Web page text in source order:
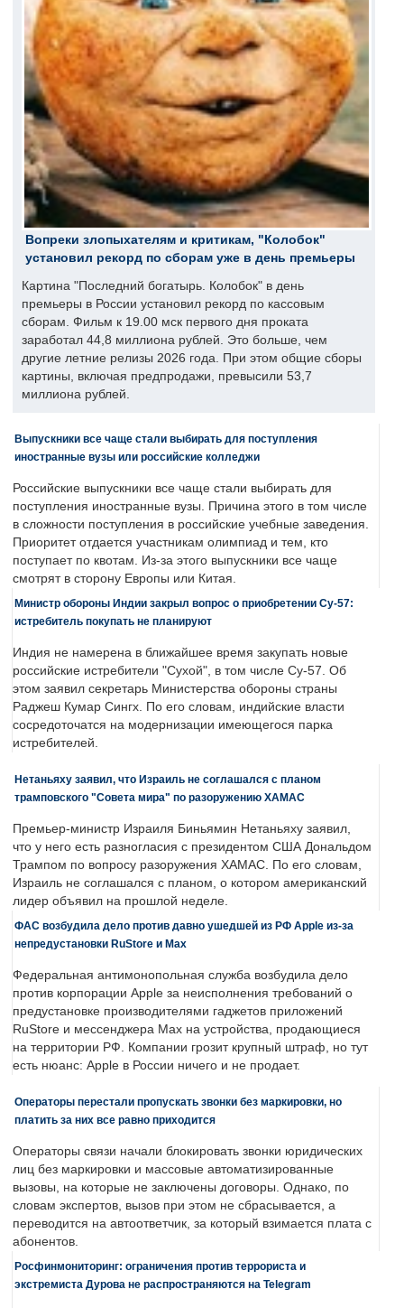
Вопреки злопыхателям и критикам, "Колобок"
установил рекорд по сборам уже в день премьеры
Картина "Последний богатырь. Колобок" в день
премьеры в России установил рекорд по кассовым
сборам. Фильм к 19.00 мск первого дня проката
заработал 44,8 миллиона рублей. Это больше, чем
другие летние релизы 2026 года. При этом общие сборы
картины, включая предпродажи, превысили 53,7
миллиона рублей.
Выпускники все чаще стали выбирать для поступления
иностранные вузы или российские колледжи
Российские выпускники все чаще стали выбирать для
поступления иностранные вузы. Причина этого в том числе
в сложности поступления в российские учебные заведения.
Приоритет отдается участникам олимпиад и тем, кто
поступает по квотам. Из-за этого выпускники все чаще
смотрят в сторону Европы или Китая.
Министр обороны Индии закрыл вопрос о приобретении Су-57:
истребитель покупать не планируют
Индия не намерена в ближайшее время закупать новые
российские истребители "Сухой", в том числе Су-57. Об
этом заявил секретарь Министерства обороны страны
Раджеш Кумар Сингх. По его словам, индийские власти
сосредоточатся на модернизации имеющегося парка
истребителей.
Нетаньяху заявил, что Израиль не соглашался с планом
трамповского "Совета мира" по разоружению ХАМАС
Премьер-министр Израиля Биньямин Нетаньяху заявил,
что у него есть разногласия с президентом США Дональдом
Трампом по вопросу разоружения ХАМАС. По его словам,
Израиль не соглашался с планом, о котором американский
лидер объявил на прошлой неделе.
ФАС возбудила дело против давно ушедшей из РФ Apple из-за
непредустановки RuStore и Max
Федеральная антимонопольная служба возбудила дело
против корпорации Apple за неисполнения требований о
предустановке производителями гаджетов приложений
RuStore и мессенджера Max на устройства, продающиеся
на территории РФ. Компании грозит крупный штраф, но тут
есть нюанс: Apple в России ничего и не продает.
Операторы перестали пропускать звонки без маркировки, но
платить за них все равно приходится
Операторы связи начали блокировать звонки юридических
лиц без маркировки и массовые автоматизированные
вызовы, на которые не заключены договоры. Однако, по
словам экспертов, вызов при этом не сбрасывается, а
переводится на автоответчик, за который взимается плата с
абонентов.
Росфинмониторинг: ограничения против террориста и
экстремиста Дурова не распространяются на Telegram